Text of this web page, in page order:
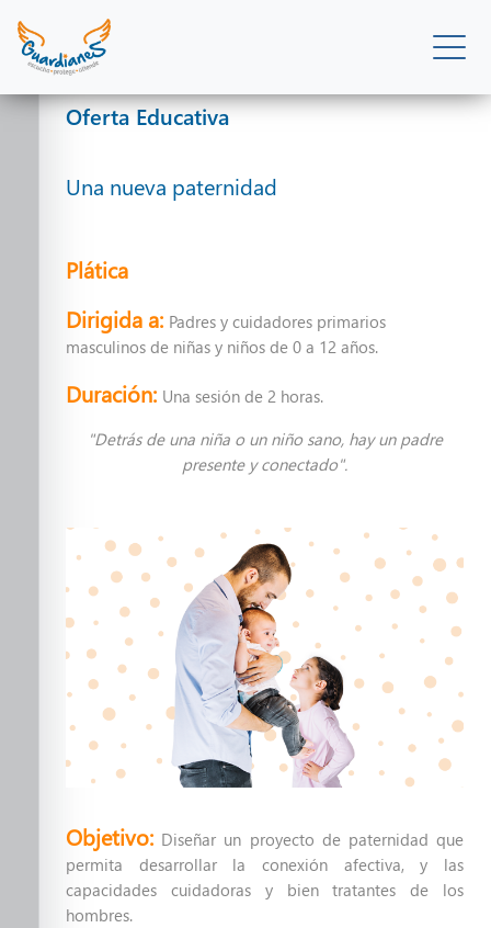
Oferta Educativa
Pláticas y talleres
Crianza Positiva
Inteligencia Emocional
Violencia Sexual en México a
niñas, niños y adolescentes.
Nutre su salud mental
Infancia
Primeros Auxilios Emocionales
Oferta Educativa
Una nueva paternidad
Plática
Dirigida a: Padres y cuidadores primarios
masculinos de niñas y niños de 0 a 12 años.
Duración: Una sesión de 2 horas.
"Detrás de una niña o un niño sano, hay un padre
presente y conectado".
Objetivo: Diseñar un proyecto de paternidad que
permita desarrollar la conexión afectiva, y las
capacidades cuidadoras y bien tratantes de los
hombres.